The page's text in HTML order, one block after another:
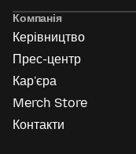
Компанія
Керівництво
Прес-центр
Кар'єра
Merch Store
Контакти